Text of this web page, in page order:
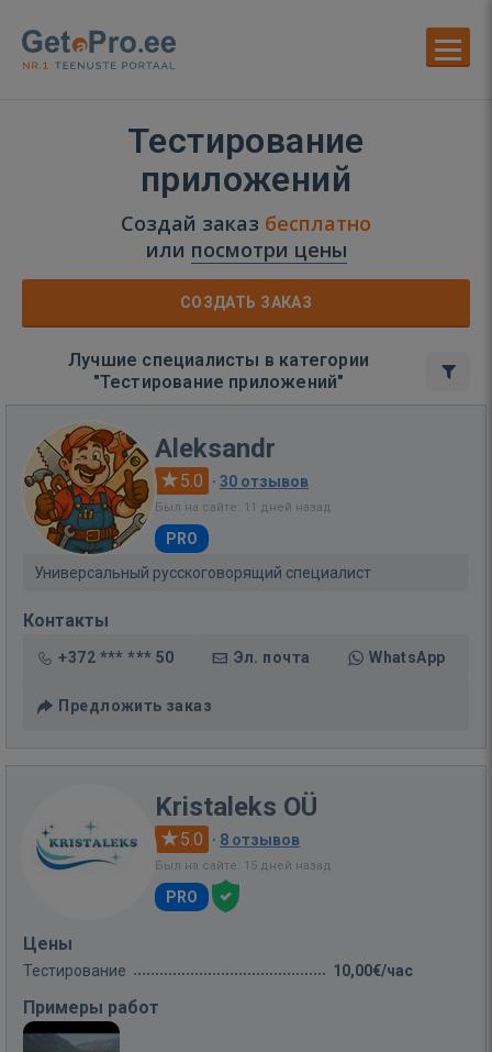
Тестирование
приложений
Создай заказ бесплатно
или посмотри цены
СОЗДАТЬ ЗАКАЗ
Лучшие специалисты в категории
"Тестирование приложений"
Aleksandr
5.0 · 30 отзывов
Был на сайте: 11 дней назад
PRO
Универсальный русскоговорящий специалист
Контакты
+372 *** *** 50 Эл. почта WhatsApp
Предложить заказ
Kristaleks OÜ
5.0 · 8 отзывов
Был на сайте: 15 дней назад
PRO
Цены
Тестирование 10,00€/час
Примеры работ